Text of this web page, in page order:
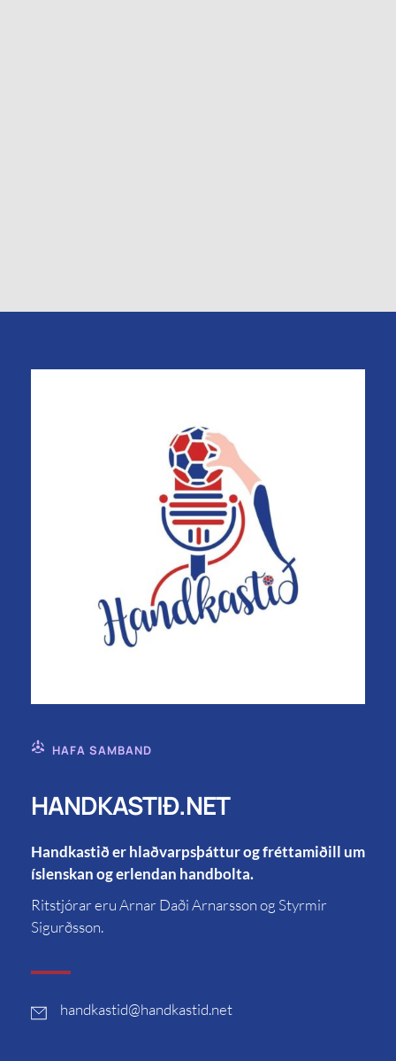
HAFA SAMBAND
HANDKASTIÐ.NET
Handkastið er hlaðvarpsþáttur og fréttamiðill um
íslenskan og erlendan handbolta.
Ritstjórar eru Arnar Daði Arnarsson og Styrmir
Sigurðsson.
handkastid@handkastid.net